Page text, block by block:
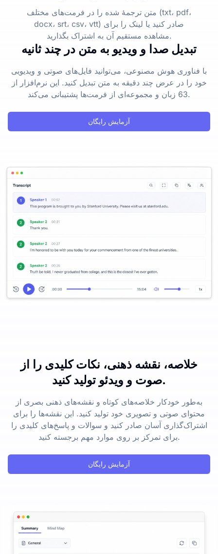
متن ترجمۀ شده را در فرمت‌های مختلف (txt، pdf،
docx، srt، csv، vtt) صادر کنید یا لینک را برای
مشاهده مستقیم آن به اشتراک بگذارید.
تبدیل صدا و ویدیو به متن در چند ثانیه
با فناوری هوش مصنوعی، می‌توانید فایل‌های صوتی و ویدیویی
خود را در عرض چند دقیقه به متن تبدیل کنید. این نرم‌افزار از
63 زبان و مجموعه‌ای از فرمت‌ها پشتیبانی می‌کند.
آزمایش رایگان
خلاصه، نقشه ذهنی، نکات کلیدی را از
صوت و ویدئو تولید کنید.
به‌طور خودکار خلاصه‌های کوتاه و نقشه‌های ذهنی بصری از
محتوای صوتی و تصویری خود تولید کنید. این نقشه‌ها را برای
اشتراک‌گذاری آسان صادر کنید و سوالات و پاسخ‌های کلیدی را
برای تمرکز بر روی موارد مهم برجسته کنید.
آزمایش رایگان